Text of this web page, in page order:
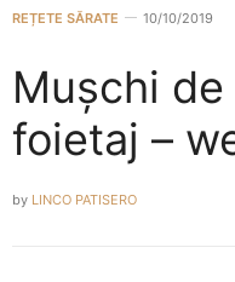
REȚETE SĂRATE 10/10/2019
Mușchi
foietaj –
by LINCO PATISERO